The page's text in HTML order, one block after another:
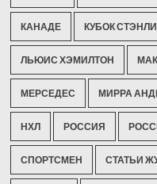
КАНАДЕ КУБОК СТЭНЛИ
ЛЬЮИС ХЭМИЛТОН
МЕРСЕДЕС МИРРА
НХЛ РОССИЯ
СПОРТСМЕН СТАТЬИ